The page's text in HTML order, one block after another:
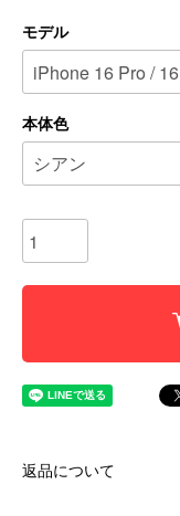
モデル
本体色
返品について